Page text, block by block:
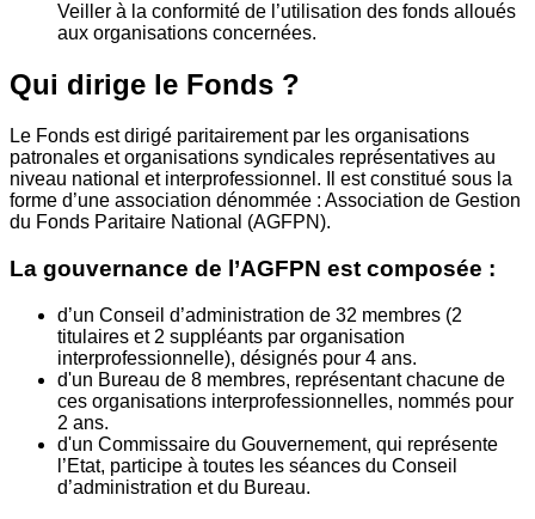
Veiller à la conformité de l’utilisation des fonds alloués
aux organisations concernées.
Qui dirige le Fonds ?
Le Fonds est dirigé paritairement par les organisations
patronales et organisations syndicales représentatives au
niveau national et interprofessionnel. Il est constitué sous la
forme d’une association dénommée : Association de Gestion
du Fonds Paritaire National (AGFPN).
La gouvernance de l’AGFPN est composée :
d’un Conseil d’administration de 32 membres (2
titulaires et 2 suppléants par organisation
interprofessionnelle), désignés pour 4 ans.
d'un Bureau de 8 membres, représentant chacune de
ces organisations interprofessionnelles, nommés pour
2 ans.
d'un Commissaire du Gouvernement, qui représente
l’Etat, participe à toutes les séances du Conseil
d’administration et du Bureau.